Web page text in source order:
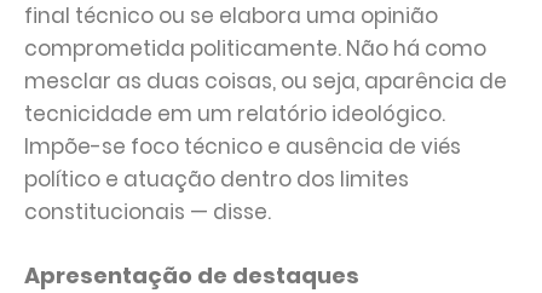
final técnico ou se elabora uma opinião
comprometida politicamente. Não há como
mesclar as duas coisas, ou seja, aparência de
tecnicidade em um relatório ideológico.
Impõe-se foco técnico e ausência de viés
político e atuação dentro dos limites
constitucionais — disse.
Apresentação de destaques